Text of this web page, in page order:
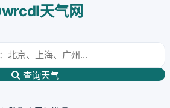
wrcdl天气网
查询天气